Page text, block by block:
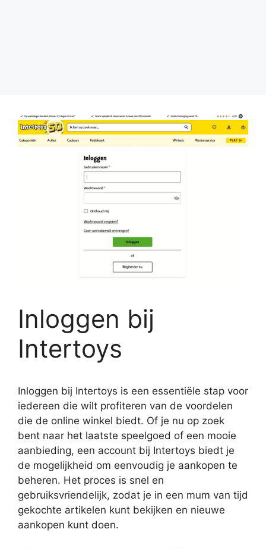
Inloggen bij
Intertoys
Inloggen bij Intertoys is een essentiële stap voor
iedereen die wilt profiteren van de voordelen
die de online winkel biedt. Of je nu op zoek
bent naar het laatste speelgoed of een mooie
aanbieding, een account bij Intertoys biedt je
de mogelijkheid om eenvoudig je aankopen te
beheren. Het proces is snel en
gebruiksvriendelijk, zodat je in een mum van tijd
gekochte artikelen kunt bekijken en nieuwe
aankopen kunt doen.